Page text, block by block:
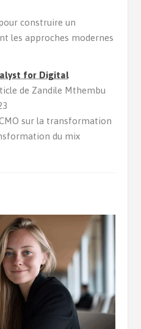
construire un
les approches modernes
for Digital
de Zandile Mthembu
sur la transformation
du mix